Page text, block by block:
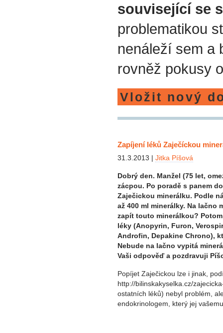
související se
problematikou
nenáleží sem a
rovněž pokusy
Vložit nový
Zapíjení léků Zaječíckou
31.3.2013 | Jitka Píšová
Dobrý den. Manžel (75 let,
zácpou. Po poradě s panem
Zaječickou minerálku. Podle
až 400 ml minerálky. Na lačno
zapít touto minerálkou?
léky (Anopyrin, Furon,
Androfin, Depakine Chrono),
Nebude na lačno vypitá
Vaši odpověď a pozdravuji
Popíjet Zaječickou lze i jinak,
http://bilinskakyselka.cz/
ostatních léků) nebyl problém,
endokrinologem, který jej